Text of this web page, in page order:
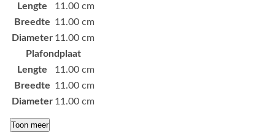
Lengte
11.00 cm
Breedte 11.00 cm
Diameter 11.00 cm
Plafondplaat
Lengte
11.00 cm
Breedte 11.00 cm
Diameter 11.00 cm
Toon meer